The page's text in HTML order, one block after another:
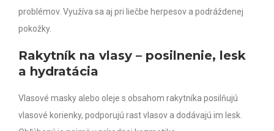
problémov. Využíva sa aj pri liečbe herpesov a podráždenej
pokožky.
Rakytník na vlasy – posilnenie, lesk
a hydratácia
Vlasové masky alebo oleje s obsahom rakytníka posilňujú
vlasové korienky, podporujú rast vlasov a dodávajú im lesk.